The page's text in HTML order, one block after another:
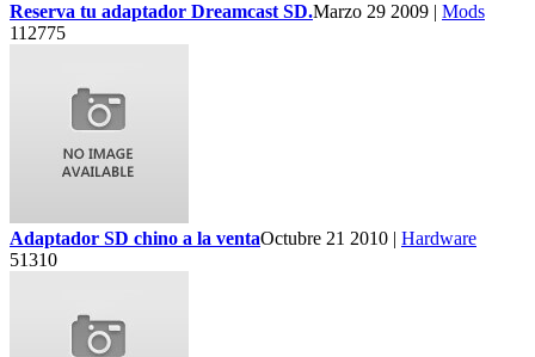
Reserva tu adaptador Dreamcast SD.Marzo 29 2009 | Mods
112775
Adaptador SD chino a la ventaOctubre 21 2010 | Hardware
51310